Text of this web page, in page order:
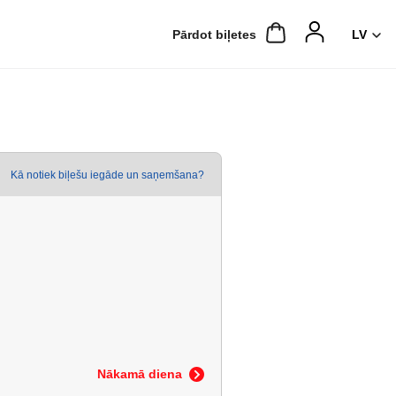
Pārdot biļetes
Kā notiek biļešu iegāde un saņemšana?
Nākamā diena